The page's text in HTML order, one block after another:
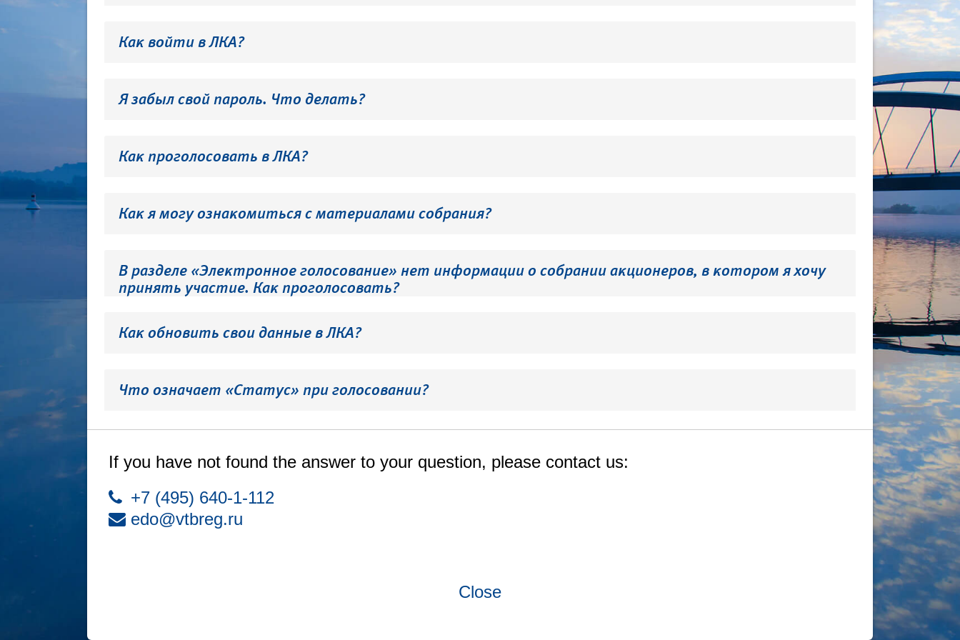
Как войти в ЛКА?
Я забыл свой пароль. Что делать?
Как проголосовать в ЛКА?
Как я могу ознакомиться с материалами собрания?
В разделе «Электронное голосование» нет информации о собрании акционеров, в котором я хочу
принять участие. Как проголосовать?
Как обновить свои данные в ЛКА?
Что означает «Статус» при голосовании?
If you have not found the answer to your question, please contact us:
+7 (495) 640-1-112
edo@vtbreg.ru
Close